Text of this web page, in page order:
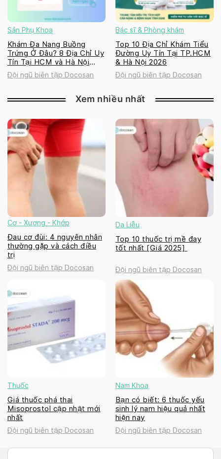
Sản Phụ Khoa
Khám Đa Nang Buồng
Trứng Ở Đâu? 8 Địa Chỉ Uy
Tín Tại HCM và Hà Nội
2026
Đội ngũ biên tập Docosan
Bác sĩ & Phòng khám
Top 10 Địa Chỉ Khám Tiểu
Đường Uy Tín Tại TP.HCM
& Hà Nội 2026
Đội ngũ biên tập Docosan
Xem nhiều nhất
Cơ - Xương - Khớp
Đau cơ đùi: 4 nguyên nhân
thường gặp và cách điều
trị
Đội ngũ biên tập Docosan
Da Liễu
Top 10 thuốc trị mề đay
tốt nhất [Giá 2025]
Đội ngũ biên tập Docosan
Thuốc
Giá thuốc phá thai
Misoprostol cập nhật mới
nhất
Đội ngũ biên tập Docosan
Nam Khoa
Bạn có biết: 6 thuốc yếu
sinh lý nam hiệu quả nhất
hiện nay
Đội ngũ biên tập Docosan